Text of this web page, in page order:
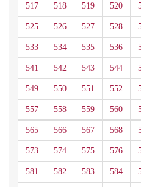
517 518 519 520
525 526 527 528
533 534 535 536
541 542 543 544
549 550 551 552
557 558 559 560
565 566 567 568
573 574 575 576
581 582 583 584